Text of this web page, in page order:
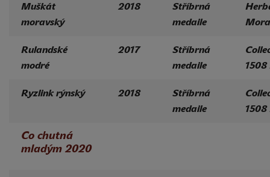
Muškát
moravský
2018
Stříbrná
medaile
Rulandské
modré
2017
Stříbrná
medaile
1508
Ryzlink rýnský 2018
Stříbrná
medaile
1508
Co chutná
mladým 2020